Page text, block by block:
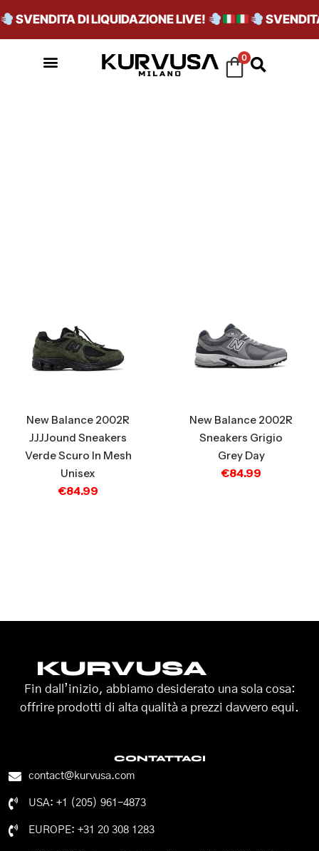
SVENDITA DI LIQUIDAZIONE LIVE!
0
New Balance 2002R
JJJJound Sneakers
Verde Scuro In Mesh
Unisex
€84.99
New Balance 2002R
Sneakers Grigio
Grey Day
€84.99
KURVUSA
Fin dall’inizio, abbiamo desiderato una sola cosa:
offrire prodotti di alta qualità a prezzi davvero equi.
CONTATTACI
contact@kurvusa.com
USA: +1 (205) 961-4873
EUROPE: +31 20 308 1283